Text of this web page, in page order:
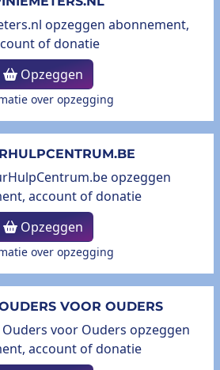
Opzeggen
over opzegging
Opzeggen
over opzegging
VOOR OUDERS